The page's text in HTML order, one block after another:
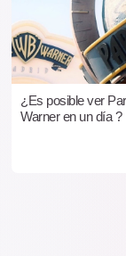
¿Es posible ver
Warner en un día ?